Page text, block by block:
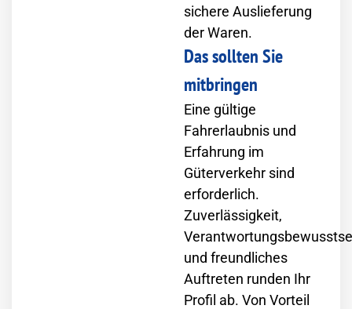
sichere Auslieferung
der Waren.
Das sollten Sie
mitbringen
Eine gültige
Fahrerlaubnis und
Erfahrung im
Güterverkehr sind
erforderlich.
Zuverlässigkeit,
und freundliches
Auftreten runden Ihr
Profil ab. Von Vorteil